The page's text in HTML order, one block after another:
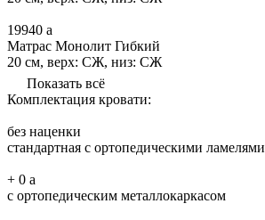
19940 a
Матрас Монолит Гибкий
20 см, верх: СЖ, низ: СЖ
Показать всё
Комплектация кровати:
без наценки
стандартная с ортопедическими ламелями
+ 0 a
с ортопедическим металлокаркасом